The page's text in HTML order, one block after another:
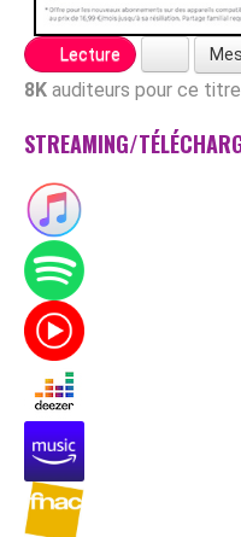
Lecture
8K auditeurs pour ce titre
STREAMING/